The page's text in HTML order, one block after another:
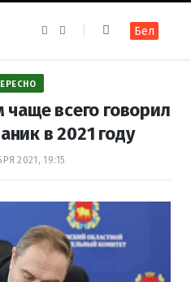
e
k
t
a
m
Бел
всего говорил
в 2021 году
2021, 19:15